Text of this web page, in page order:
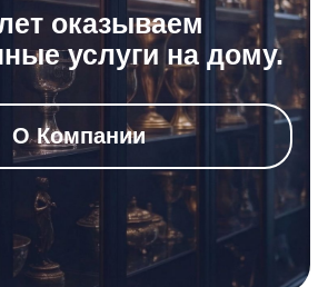
оказываем
услуги на дому.
О Компании